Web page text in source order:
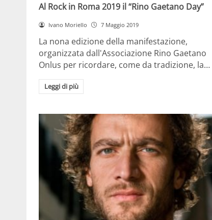
Al Rock in Roma 2019 il “Rino Gaetano Day”
Ivano Moriello 7 Maggio 2019
La nona edizione della manifestazione,
organizzata dall'Associazione Rino Gaetano
Onlus per ricordare, come da tradizione, la…
Leggi di più